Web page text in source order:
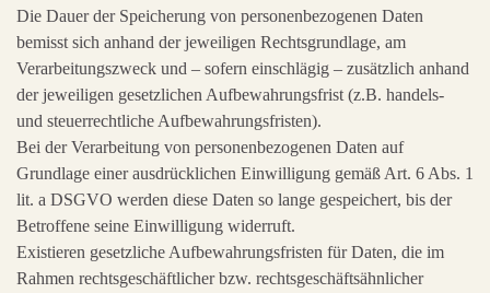
Die Dauer der Speicherung von personenbezogenen Daten
bemisst sich anhand der jeweiligen Rechtsgrundlage, am
Verarbeitungszweck und – sofern einschlägig – zusätzlich anhand
der jeweiligen gesetzlichen Aufbewahrungsfrist (z.B. handels-
und steuerrechtliche Aufbewahrungsfristen).
Bei der Verarbeitung von personenbezogenen Daten auf
Grundlage einer ausdrücklichen Einwilligung gemäß Art. 6 Abs. 1
lit. a DSGVO werden diese Daten so lange gespeichert, bis der
Betroffene seine Einwilligung widerruft.
Existieren gesetzliche Aufbewahrungsfristen für Daten, die im
Rahmen rechtsgeschäftlicher bzw. rechtsgeschäftsähnlicher